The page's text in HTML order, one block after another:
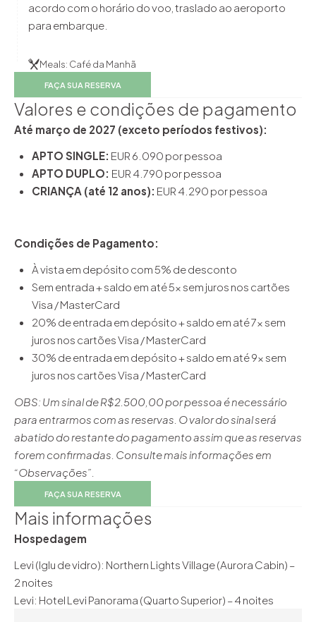
acordo com o horário do voo, traslado ao aeroporto
para embarque.
Meals: Café da Manhã
FAÇA SUA RESERVA
Valores e condições de pagamento
Até março de 2027 (exceto períodos festivos):
APTO SINGLE: EUR 6.090 por pessoa
APTO DUPLO: EUR 4.790 por pessoa
CRIANÇA (até 12 anos): EUR 4.290 por pessoa
Condições de Pagamento:
À vista em depósito com 5% de desconto
Sem entrada + saldo em até 5x sem juros nos cartões
Visa / MasterCard
20% de entrada em depósito + saldo em até 7x sem
juros nos cartões Visa / MasterCard
30% de entrada em depósito + saldo em até 9x sem
juros nos cartões Visa / MasterCard
OBS: Um sinal de R$2.500,00 por pessoa é necessário
para entrarmos com as reservas. O valor do sinal será
abatido do restante do pagamento assim que as reservas
forem confirmadas. Consulte mais informações em
“Observações”.
FAÇA SUA RESERVA
Mais informações
Hospedagem
Levi (Iglu de vidro): Northern Lights Village (Aurora Cabin) –
2 noites
Levi: Hotel Levi Panorama (Quarto Superior) – 4 noites